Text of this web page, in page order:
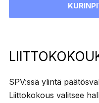
SPV:ssä ylintä
Liittokokous valitsee